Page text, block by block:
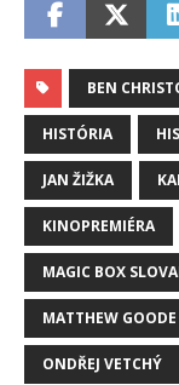
BEN
HISTÓRIA
JAN ŽIŽKA
KINOPREMIÉRA
MAGIC BOX
MATTHEW GOODE
ONDŘEJ VETCHÝ